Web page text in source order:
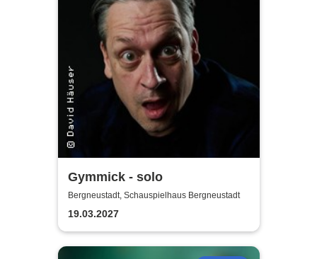
Gymmick - solo
Bergneustadt, Schauspielhaus Bergneustadt
19.03.2027